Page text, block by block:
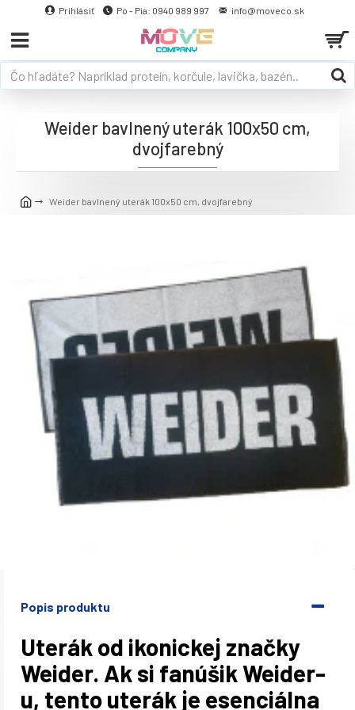
Prihlásiť Po - Pia: 0940 989 997 info@moveco.sk
Weider bavlnený uterák 100x50 cm, dvojfarebný
Weider bavlnený uterák 100x50 cm,
dvojfarebný
Popis produktu
Uterák od ikonickej značky
Weider. Ak si fanúšik Weider-
u, tento uterák je esenciálna